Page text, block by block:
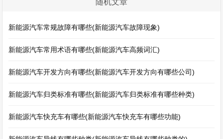
随机文章
新能源汽车常规故障有哪些(新能源汽车故障现象)
新能源汽车常用术语有哪些(新能源汽车高频词汇)
新能源汽车开发方向有哪些(新能源汽车开发方向有哪些公司)
新能源汽车归类标准有哪些(新能源汽车归类标准有哪些种类)
新能源汽车快充车有哪些(新能源汽车快充车有哪些功能)